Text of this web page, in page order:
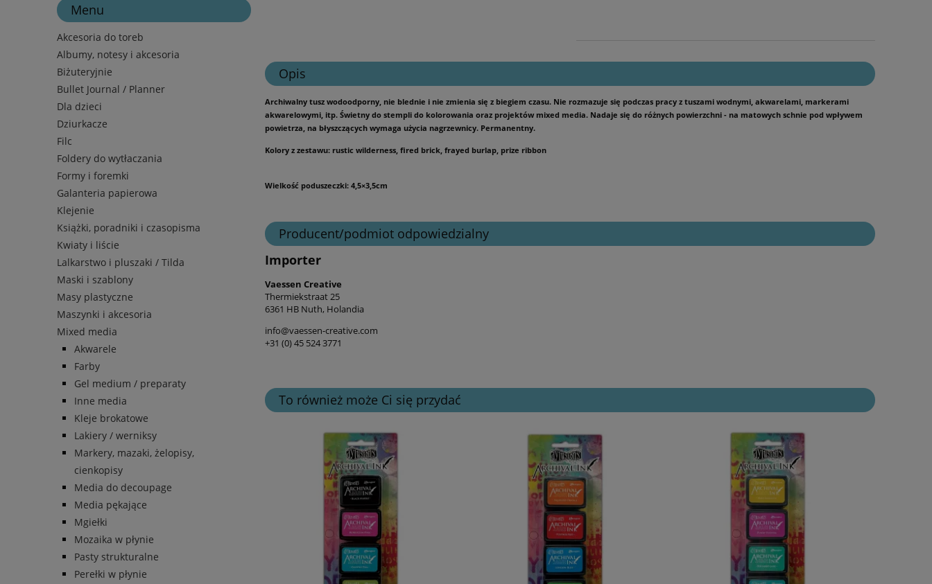
Menu
Akcesoria do toreb
Albumy, notesy i akcesoria
Biżuteryjnie
Bullet Journal / Planner
Dla dzieci
Dziurkacze
Filc
Foldery do wytłaczania
Formy i foremki
Galanteria papierowa
Klejenie
Książki, poradniki i czasopisma
Kwiaty i liście
Lalkarstwo i pluszaki / Tilda
Maski i szablony
Masy plastyczne
Maszynki i akcesoria
Mixed media
Akwarele
Farby
Gel medium / preparaty
Inne media
Kleje brokatowe
Lakiery / werniksy
Markery, mazaki, żelopisy,
cienkopisy
Media do decoupage
Media pękające
Mgiełki
Mozaika w płynie
Pasty strukturalne
Perełki w płynie
Opis
Archiwalny tusz wodoodporny, nie blednie i nie zmienia się z biegiem czasu. Nie rozmazuje się podczas pracy z tuszami wodnymi, akwarelami, markerami
akwarelowymi, itp. Świetny do stempli do kolorowania oraz projektów mixed media. Nadaje się do różnych powierzchni - na matowych schnie pod wpływem
powietrza, na błyszczących wymaga użycia nagrzewnicy. Permanentny.
Kolory z zestawu: rustic wilderness, fired brick, frayed burlap, prize ribbon
Wielkość poduszeczki: 4,5×3,5cm
Producent/podmiot odpowiedzialny
Importer
Vaessen Creative
Thermiekstraat 25
6361 HB Nuth, Holandia
info@vaessen-creative.com
+31 (0) 45 524 3771
To również może Ci się przydać